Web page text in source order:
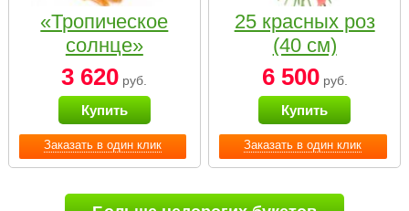
Заказать в один клик
«Тропическое
солнце»
3 620 руб.
Купить
Заказать в один клик
25 красных роз
(40 см)
6 500руб.
Купить